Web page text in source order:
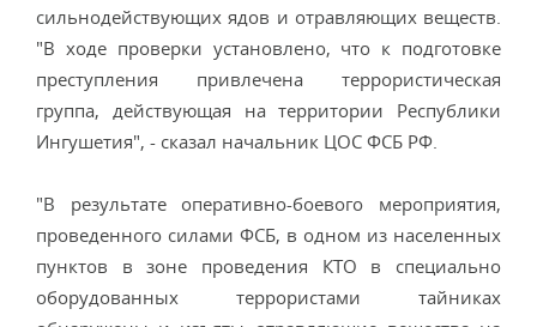
сильнодействующих ядов и отравляющих веществ.
"В ходе проверки установлено, что к подготовке
преступления привлечена террористическая
группа, действующая на территории Республики
Ингушетия", - сказал начальник ЦОС ФСБ РФ.
"В результате оперативно-боевого мероприятия,
проведенного силами ФСБ, в одном из населенных
пунктов в зоне проведения КТО в специально
оборудованных террористами тайниках